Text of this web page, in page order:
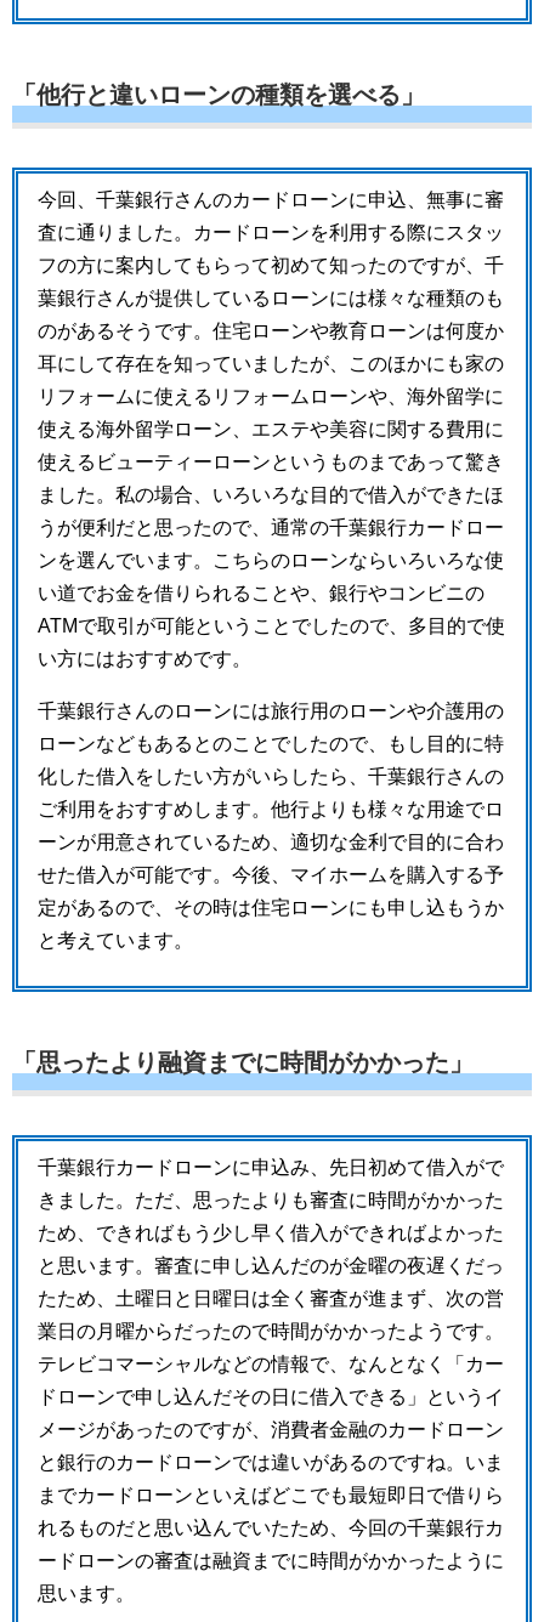
「他行と違いローンの種類を選べる」
今回、千葉銀行さんのカードローンに申込、無事に審
査に通りました。カードローンを利用する際にスタッ
フの方に案内してもらって初めて知ったのですが、千
葉銀行さんが提供しているローンには様々な種類のも
のがあるそうです。住宅ローンや教育ローンは何度か
耳にして存在を知っていましたが、このほかにも家の
リフォームに使えるリフォームローンや、海外留学に
使える海外留学ローン、エステや美容に関する費用に
使えるビューティーローンというものまであって驚き
ました。私の場合、いろいろな目的で借入ができたほ
うが便利だと思ったので、通常の千葉銀行カードロー
ンを選んでいます。こちらのローンならいろいろな使
い道でお金を借りられることや、銀行やコンビニの
ATMで取引が可能ということでしたので、多目的で使
い方にはおすすめです。
千葉銀行さんのローンには旅行用のローンや介護用の
ローンなどもあるとのことでしたので、もし目的に特
化した借入をしたい方がいらしたら、千葉銀行さんの
ご利用をおすすめします。他行よりも様々な用途でロ
ーンが用意されているため、適切な金利で目的に合わ
せた借入が可能です。今後、マイホームを購入する予
定があるので、その時は住宅ローンにも申し込もうか
と考えています。
「思ったより融資までに時間がかかった」
千葉銀行カードローンに申込み、先日初めて借入がで
きました。ただ、思ったよりも審査に時間がかかった
ため、できればもう少し早く借入ができればよかった
と思います。審査に申し込んだのが金曜の夜遅くだっ
たため、土曜日と日曜日は全く審査が進まず、次の営
業日の月曜からだったので時間がかかったようです。
テレビコマーシャルなどの情報で、なんとなく「カー
ドローンで申し込んだその日に借入できる」というイ
メージがあったのですが、消費者金融のカードローン
と銀行のカードローンでは違いがあるのですね。いま
までカードローンといえばどこでも最短即日で借りら
れるものだと思い込んでいたため、今回の千葉銀行カ
ードローンの審査は融資までに時間がかかったように
思います。